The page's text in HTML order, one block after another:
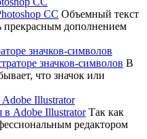
Объемный текст
дополнением
значков-символов
В
что значок или
Illustrator
Так как
редактором